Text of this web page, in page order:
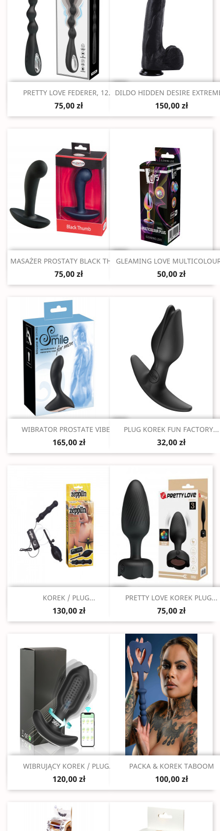
Szybki podgląd
PRETTY LOVE FEDERER, 12...
75,00 zł
Szybki podgląd
DILDO HIDDEN DESIRE
150,00 zł
Szybki podgląd
MASAŻER PROSTATY BLACK THUMB
75,00 zł
Szybki podgląd
GLEAMING LOVE
50,00 zł
Szybki podgląd
WIBRATOR PROSTATE VIBE...
165,00 zł
Szybki podgląd
PLUG KOREK FUN FACTORY...
32,00 zł
Szybki podgląd
KOREK / PLUG...
130,00 zł
Szybki podgląd
PRETTY LOVE KOREK PLUG...
75,00 zł
Szybki podgląd
WIBRUJĄCY KOREK / PLUG...
120,00 zł
Szybki podgląd
PACKA & KOREK TABOOM
100,00 zł